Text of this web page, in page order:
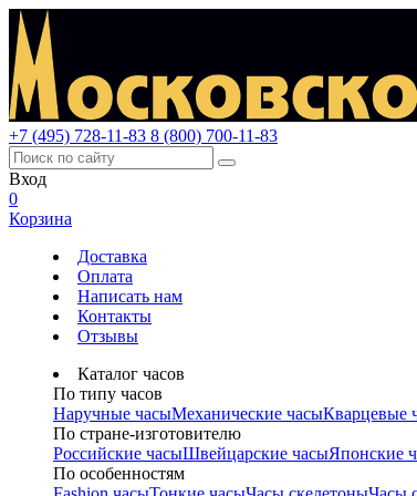
+7 (495) 728-11-83 8 (800) 700-11-83
Вход
0
Корзина
Доставка
Оплата
Написать нам
Контакты
Отзывы
Каталог часов
По типу часов
Наручные часыМеханические часыКварцевые
По стране-изготовителю
Российские часыШвейцарские часыЯпонские
По особенностям